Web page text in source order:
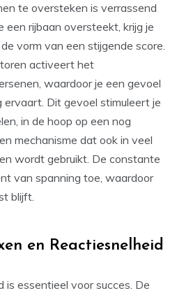
te oversteken is verrassend
een rijbaan oversteekt, krijg je
vorm van een stijgende score.
activeert het
waardoor je een gevoel
ervaart. Dit gevoel stimuleert je
in de hoop op een nog
mechanisme dat ook in veel
wordt gebruikt. De constante
van spanning toe, waardoor
blijft.
en Reactiesnelheid
is essentieel voor succes. De